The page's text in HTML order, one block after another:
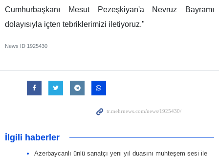
Cumhurbaşkanı Mesut Pezeşkiyan'a Nevruz Bayramı
dolayısıyla içten tebriklerimizi iletiyoruz."
News ID 1925430
İlgili haberler
Azerbaycanlı ünlü sanatçı yeni yıl duasını muhteşem sesi ile